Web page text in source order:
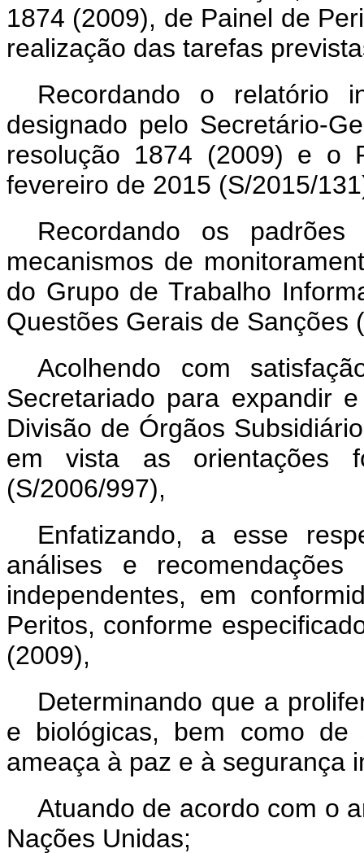
1874 (2009), de Painel de
realização das tarefas
Recordando o relatório
designado pelo Secretário-
resolução 1874 (2009) e o
fevereiro de 2015 (S/2015/
Recordando os
mecanismos de
do Grupo de Trabalho
Questões Gerais de Sanções
Acolhendo com
Secretariado para expandir
Divisão de Órgãos
em vista as orientações
(S/2006/997),
Enfatizando, a esse
análises e
independentes, em
Peritos, conforme
(2009),
Determinando que a
e biológicas, bem como de
ameaça à paz e à segurança
Atuando de acordo com o
Nações Unidas;